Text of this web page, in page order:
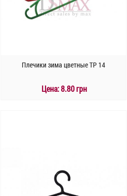
Плечики зима цветные TP 14
Цена:8.80 грн